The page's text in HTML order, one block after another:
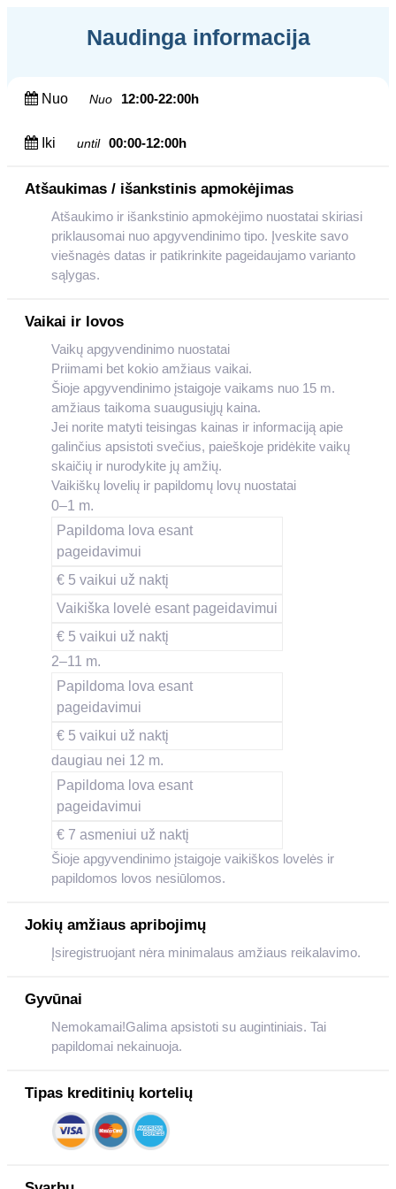
Naudinga informacija
Nuo Nuo 12:00-22:00h
Iki until 00:00-12:00h
Atšaukimas / išankstinis apmokėjimas
Atšaukimo ir išankstinio apmokėjimo nuostatai skiriasi
priklausomai nuo apgyvendinimo tipo. Įveskite savo
viešnagės datas ir patikrinkite pageidaujamo varianto
sąlygas.
Vaikai ir lovos
Vaikų apgyvendinimo nuostatai
Priimami bet kokio amžiaus vaikai.
Šioje apgyvendinimo įstaigoje vaikams nuo 15 m.
amžiaus taikoma suaugusiųjų kaina.
Jei norite matyti teisingas kainas ir informaciją apie
galinčius apsistoti svečius, paieškoje pridėkite vaikų
skaičių ir nurodykite jų amžių.
Vaikiškų lovelių ir papildomų lovų nuostatai
0–1 m.
Papildoma lova esant
pageidavimui
€ 5 vaikui už naktį
Vaikiška lovelė esant pageidavimui
€ 5 vaikui už naktį
2–11 m.
Papildoma lova esant
pageidavimui
€ 5 vaikui už naktį
daugiau nei 12 m.
Papildoma lova esant
pageidavimui
€ 7 asmeniui už naktį
Šioje apgyvendinimo įstaigoje vaikiškos lovelės ir
papildomos lovos nesiūlomos.
Jokių amžiaus apribojimų
Įsiregistruojant nėra minimalaus amžiaus reikalavimo.
Gyvūnai
Nemokamai!Galima apsistoti su augintiniais. Tai
papildomai nekainuoja.
Tipas kreditinių kortelių